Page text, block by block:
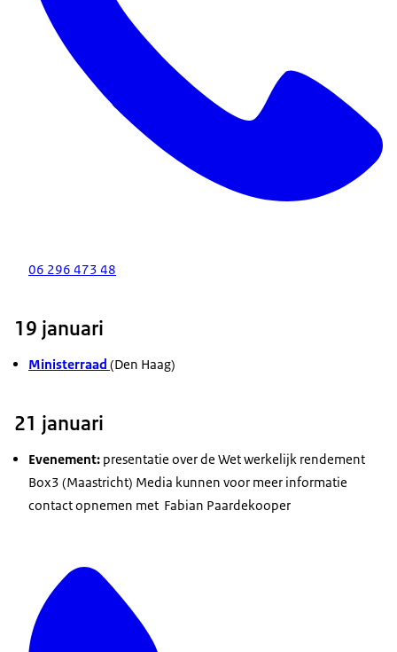
06 296 473 48
19 januari
Ministerraad (Den Haag)
21 januari
Evenement: presentatie over de Wet werkelijk rendement
Box3 (Maastricht) Media kunnen voor meer informatie
contact opnemen met Fabian Paardekooper